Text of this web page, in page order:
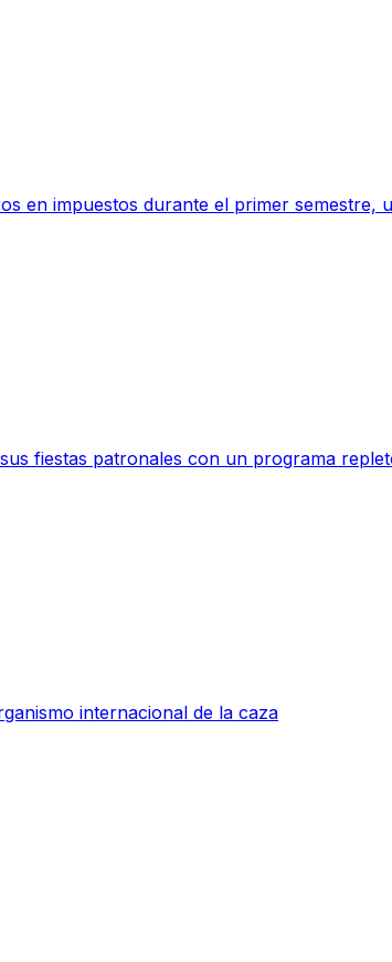
en impuestos durante el primer semestre,
fiestas patronales con un programa
internacional de la caza